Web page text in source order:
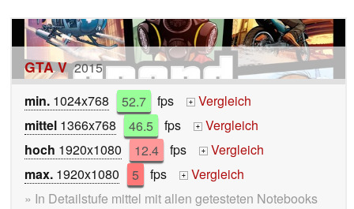
GTA V 2015
min. 1024x768 52.7 fps +
Vergleich
mittel 1366x768 46.5 fps +
Vergleich
hoch 1920x1080 12.4 fps +
Vergleich
max. 1920x1080 5 fps +
Vergleich
» In Detailstufe mittel mit allen getesteten Notebooks